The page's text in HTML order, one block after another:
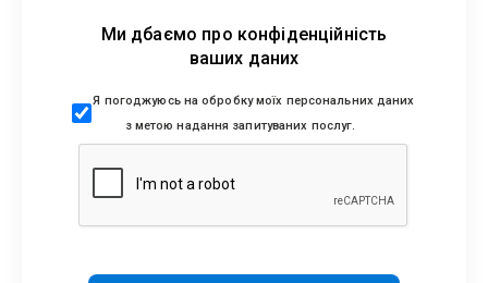
Ми дбаємо про конфіденційність
ваших даних
Я погоджуюсь на обробку моїх персональних даних
з метою надання запитуваних послуг.